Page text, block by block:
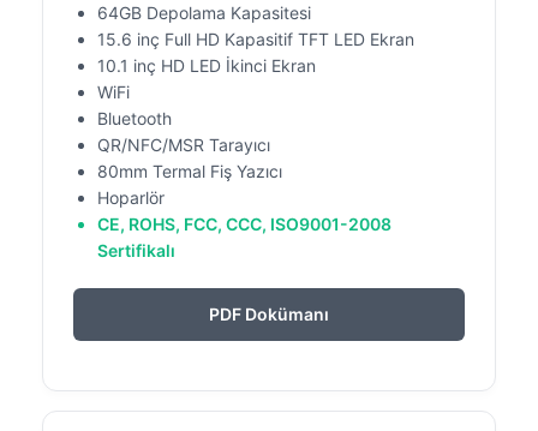
64GB Depolama Kapasitesi
15.6 inç Full HD Kapasitif TFT LED Ekran
10.1 inç HD LED İkinci Ekran
WiFi
Bluetooth
QR/NFC/MSR Tarayıcı
80mm Termal Fiş Yazıcı
Hoparlör
CE, ROHS, FCC, CCC, ISO9001-2008
Sertifikalı
PDF Dokümanı